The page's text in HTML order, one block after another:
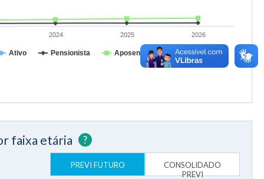
Ativo Pensionista Aposentado
2024 2025 2026
faixa etária ?
PREVI FUTURO
CONSOLIDADO
PREVI